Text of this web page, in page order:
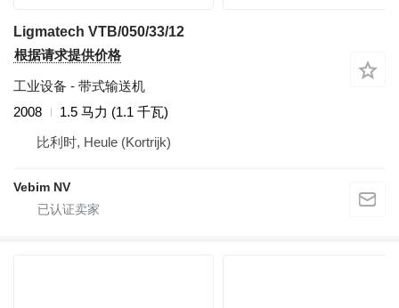
Ligmatech VTB/050/33/12
根据请求提供价格
工业设备 - 带式输送机
2008
1.5 马力 (1.1 千瓦)
比利时, Heule (Kortrijk)
Vebim NV